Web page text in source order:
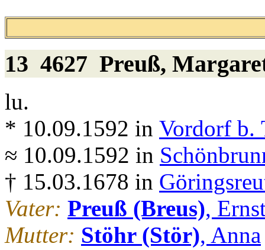
13 4627 Preuß,
lu.
* 10.09.1592 in Vordorf b.
≈ 10.09.1592 in
† 15.03.1678 in
Vater: Preuß (Breus),
Mutter: Stöhr (Stör), Anna